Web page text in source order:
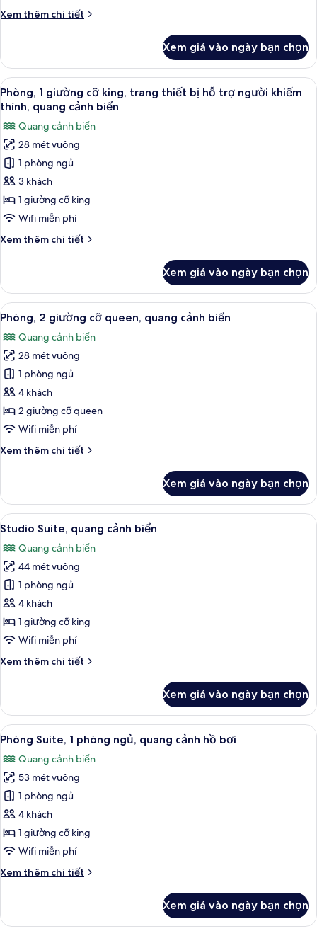
quang
Xem thêm chi tiết
Chi
Phòng,
giường
cỡ
quang
cảnh
biển
Xem giá vào ngày bạn chọn
Xem
tất
ảnh
Phòng,
giường
cỡ
king,
thiết
trợ
người
khiếm
thính,
quang
cảnh
biển
Bộ đồ giường cao cấp, két bảo mật
8
Phòng, 1 giường cỡ king, trang thiết bị hỗ trợ người khiếm
thính, quang cảnh biển
Quang cảnh biển
28 mét vuông
1 phòng ngủ
3 khách
1 giường cỡ king
Wifi miễn phí
Xem thêm chi tiết
Chi
Phòng,
giường
king,
trang
thiết
bị
hỗ
trợ
người
khiếm
quang
Xem giá vào ngày bạn chọn
Xem
tất
cả
ảnh
Phòng,
2
giường
cỡ
quang
Bộ đồ giường cao cấp, két bảo mật
10
Phòng, 2 giường cỡ queen, quang cảnh biển
Quang cảnh biển
28 mét vuông
1 phòng ngủ
4 khách
2 giường cỡ queen
Wifi miễn phí
Xem thêm chi tiết
Chi
Phòng,
giường
queen,
quang
cảnh
biển
Xem giá vào ngày bạn chọn
Xem
tất
cả
ảnh
Studio
Suite,
quang
cảnh
Studio Suite, quang cảnh biển | Bộ
8
Studio Suite, quang cảnh biển
Quang cảnh biển
44 mét vuông
1 phòng ngủ
4 khách
1 giường cỡ king
Wifi miễn phí
Xem thêm chi tiết
Chi
Studio
Suite,
quang
biển
Xem giá vào ngày bạn chọn
Xem
tất
cả
ảnh
Phòng
Suite,
1
phòng
quang
bơi
7
Phòng Suite, 1 phòng ngủ, quang cảnh hồ bơi
Quang cảnh biển
53 mét vuông
1 phòng ngủ
4 khách
1 giường cỡ king
Wifi miễn phí
Xem thêm chi tiết
Chi
Phòng
Xem giá vào ngày bạn chọn